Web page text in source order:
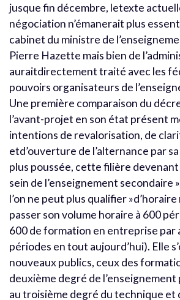
jusque fin décembre, letexte
négociation n’émanerait plus
cabinet du ministre de
Pierre Hazette mais bien de
auraitdirectement traité avec les
pouvoirs organisateurs de
Une première comparaison du
l’avant-projet en son état présent
intentions de revalorisation, de
etd’ouverture de l’alternance par
plus poussée, cette filière devenant
sein de l’enseignement secondaire
l’on ne peut plus qualifier
passer son volume horaire à 600
600 de formation en entreprise par
périodes en tout aujourd’hui). Elle
nouveaux publics, ceux des
deuxième degré de
au troisième degré du technique